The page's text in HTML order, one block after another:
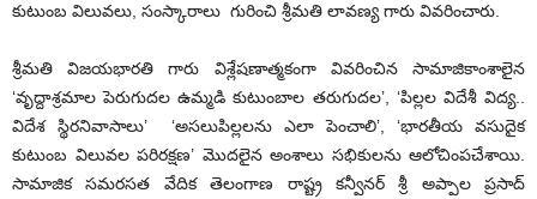
కుటుంబ విలువలు, సంస్కారాలు గురించి శ్రీమతి లావణ్య గారు వివరించారు.
శ్రీమతి విజయభారతి గారు విశ్లేషణాత్మకంగా వివరించిన సామాజికాంశాలైన
‘వృద్దాశ్రమాల పెరుగుదల ఉమ్మడి కుటుంబాల తరుగుదల’, ‘పిల్లల విదేశీ విద్య..
విదేశ స్థిరనివాసాలు’ ‘అసలుపిల్లలను ఎలా పెంచాలి’, ‘భారతీయ వసుదైక
కుటుంబ విలువల పరిరక్షణ’ మొదలైన అంశాలు సభికులను ఆలోచింపచేశాయి.
సామాజిక సమరసత వేదిక తెలంగాణ రాష్ట్ర కన్వీనర్ శ్రీ అప్పాల ప్రసాద్